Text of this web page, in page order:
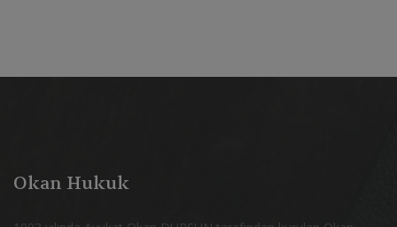
Okan Hukuk